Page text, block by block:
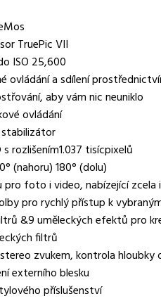
TruePic VII
ISO 25,600
ovládání a sdílení
aby vám nic neuniklo
ovládání
rozlišením1.037 tisícpixelů
(nahoru) 180° (dolu)
pro foto i video, nabízející
pro rychlý přístup k
&9 uměleckých efektů pro
filtrů
zvukem, kontrola
externího blesku
příslušenství